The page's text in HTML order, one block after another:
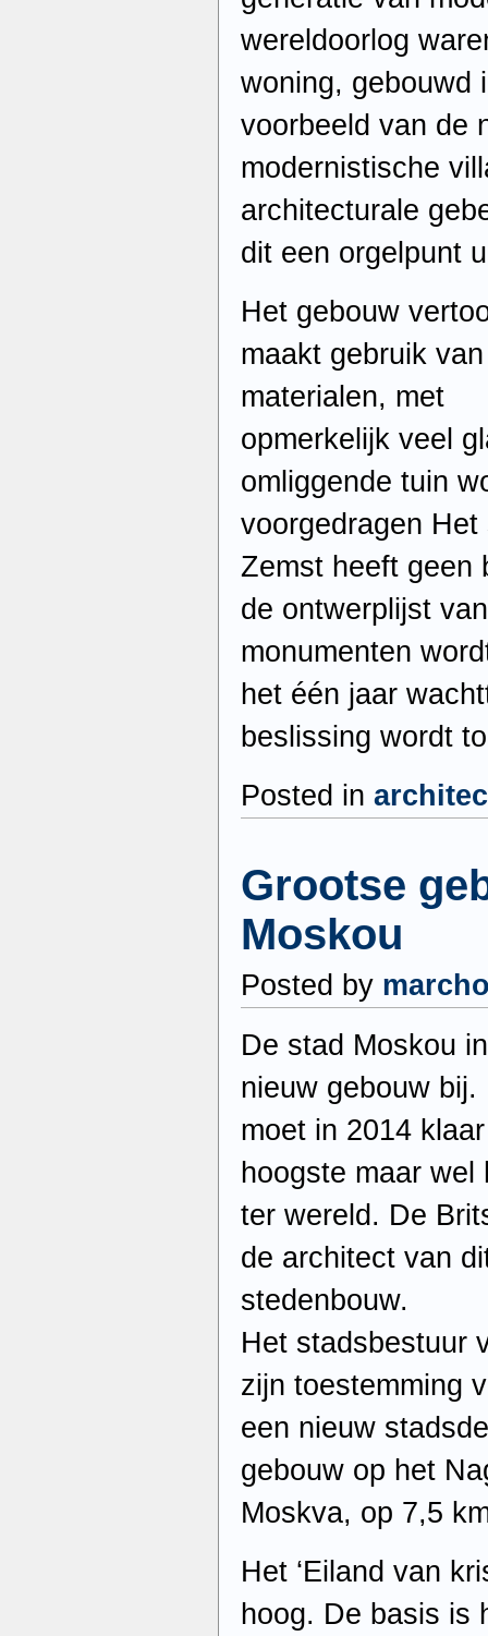
wereldoorlog
woning, gebouwd
voorbeeld van de
modernistische
architecturale
dit een orgelpunt
Het gebouw
maakt gebruik
materialen, met
opmerkelijk veel
omliggende tuin
voorgedragen
Zemst heeft geen
de ontwerplijst
monumenten
het één jaar
beslissing wordt
Posted in
Grootse
Moskou
Posted by
De stad Moskou
nieuw gebouw bij.
moet in 2014
hoogste maar
ter wereld. De
de architect van
stedenbouw.
Het stadsbestuur
zijn toestemming
een nieuw
gebouw op het
Moskva, op 7,5
Het ‘Eiland van
hoog. De basis is